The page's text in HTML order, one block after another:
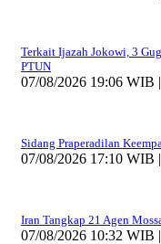
Terkait Ijazah Jokowi, 3
PTUN
07/08/2026 19:06 WIB
Sidang Praperadilan
07/08/2026 17:10 WIB
Iran Tangkap 21 Agen
07/08/2026 10:32 WIB